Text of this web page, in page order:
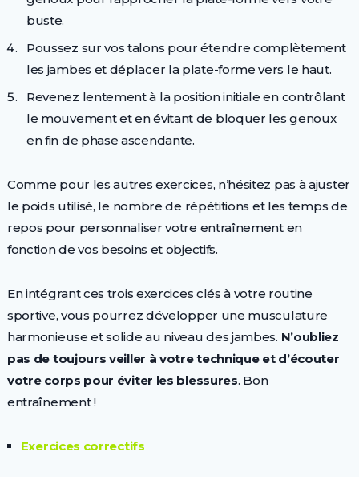
buste.
Poussez sur vos talons pour étendre complètement
les jambes et déplacer la plate-forme vers le haut.
Revenez lentement à la position initiale en contrôlant
le mouvement et en évitant de bloquer les genoux
en fin de phase ascendante.
Comme pour les autres exercices, n’hésitez pas à ajuster
le poids utilisé, le nombre de répétitions et les temps de
repos pour personnaliser votre entraînement en
fonction de vos besoins et objectifs.
En intégrant ces trois exercices clés à votre routine
sportive, vous pourrez développer une musculature
harmonieuse et solide au niveau des jambes. N’oubliez
pas de toujours veiller à votre technique et d’écouter
votre corps pour éviter les blessures. Bon
entraînement !
Exercices correctifs